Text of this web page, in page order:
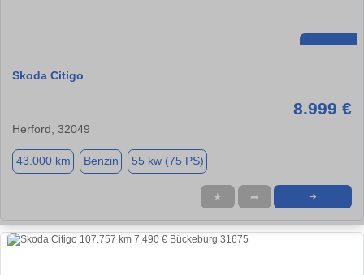
Skoda Citigo
8.999 €
Herford, 32049
43.000 km Benzin 55 kw (75 PS)
★ ➦ ➜